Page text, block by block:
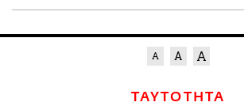
ΤΑΥΤΟΤΗΤΑ